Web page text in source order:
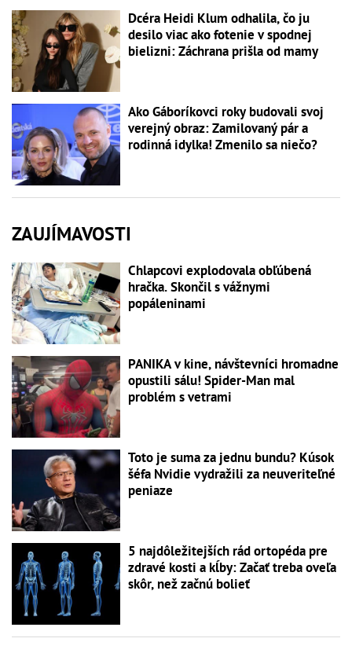
Dcéra Heidi Klum odhalila, čo ju
desilo viac ako fotenie v spodnej
bielizni: Záchrana prišla od mamy
Ako Gáboríkovci roky budovali svoj
verejný obraz: Zamilovaný pár a
rodinná idylka! Zmenilo sa niečo?
ZAUJÍMAVOSTI
Chlapcovi explodovala obľúbená
hračka. Skončil s vážnymi
popáleninami
PANIKA v kine, návštevníci hromadne
opustili sálu! Spider-Man mal
problém s vetrami
Toto je suma za jednu bundu? Kúsok
šéfa Nvidie vydražili za neuveriteľné
peniaze
5 najdôležitejších rád ortopéda pre
zdravé kosti a kĺby: Začať treba oveľa
skôr, než začnú bolieť